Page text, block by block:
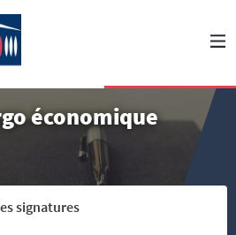
économique
signatures